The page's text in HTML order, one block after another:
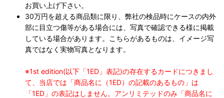
お買い上げ下さい。
30万円を超える商品類に限り、弊社の検品時にケースの内外
部に目立つ傷等がある場合には、写真で確認できる様に掲載
している場合があります。こちらがあるものは、イメージ写
真ではなく実物写真となります。
※1st edition(以下「1ED」表記)の存在するカードにつきまし
て、当店では「商品名に（1ED）の記載のあるもの」は
「1ED」の表記はしません。アンリミテッドのみ「商品名に